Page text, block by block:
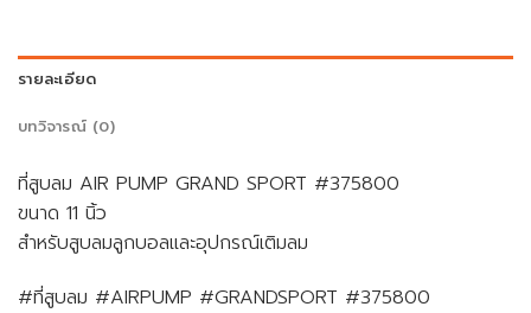
รายละเอียด
บทวิจารณ์ (0)
ที่สูบลม AIR PUMP GRAND SPORT #375800
ขนาด 11 นิ้ว
สำหรับสูบลมลูกบอลและอุปกรณ์เติมลม
#ที่สูบลม #AIRPUMP #GRANDSPORT #375800